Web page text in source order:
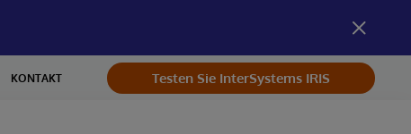
KONTAKT Testen Sie InterSystems IRIS